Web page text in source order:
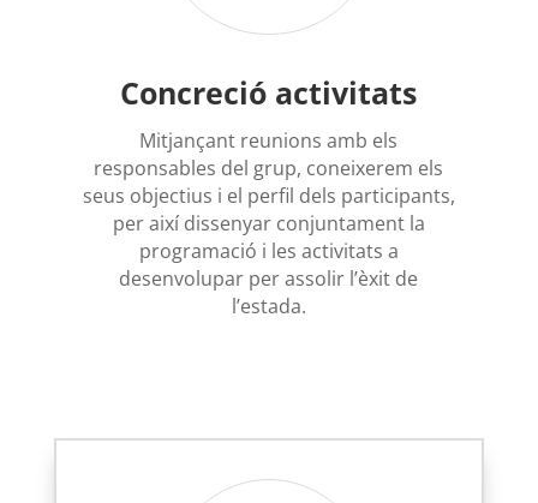
Concreció activitats
Mitjançant reunions amb els
responsables del grup, coneixerem els
seus objectius i el perfil dels participants,
per així dissenyar conjuntament la
programació i les activitats a
desenvolupar per assolir l’èxit de
l’estada.